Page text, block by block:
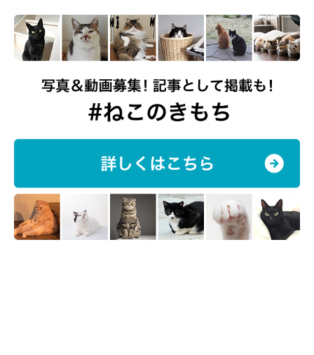
お料理も食卓も楽しく♪猫シルエットまな板